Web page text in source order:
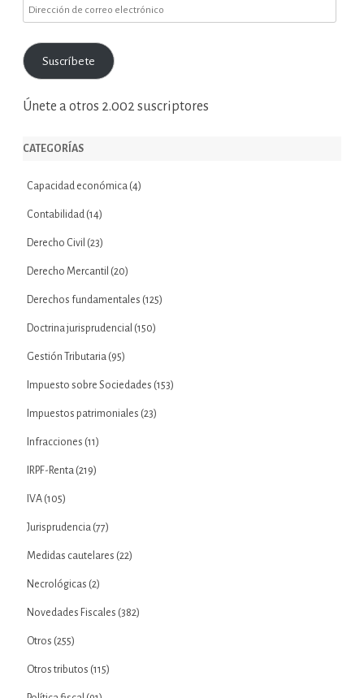
Dirección
correo
electrónico
Suscríbete
Únete a otros 2.002 suscriptores
CATEGORÍAS
Capacidad económica (4)
Contabilidad (14)
Derecho Civil (23)
Derecho Mercantil (20)
Derechos fundamentales (125)
Doctrina jurisprudencial (150)
Gestión Tributaria (95)
Impuesto sobre Sociedades (153)
Impuestos patrimoniales (23)
Infracciones (11)
IRPF-Renta (219)
IVA (105)
Jurisprudencia (77)
Medidas cautelares (22)
Necrológicas (2)
Novedades Fiscales (382)
Otros (255)
Otros tributos (115)